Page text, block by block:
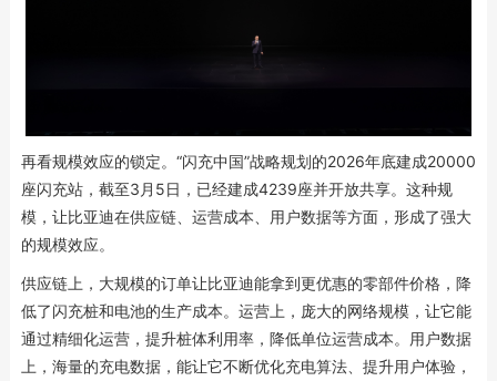
再看规模效应的锁定。“闪充中国”战略规划的2026年底建成20000
座闪充站，截至3月5日，已经建成4239座并开放共享。这种规
模，让比亚迪在供应链、运营成本、用户数据等方面，形成了强大
的规模效应。
供应链上，大规模的订单让比亚迪能拿到更优惠的零部件价格，降
低了闪充桩和电池的生产成本。运营上，庞大的网络规模，让它能
通过精细化运营，提升桩体利用率，降低单位运营成本。用户数据
上，海量的充电数据，能让它不断优化充电算法、提升用户体验，